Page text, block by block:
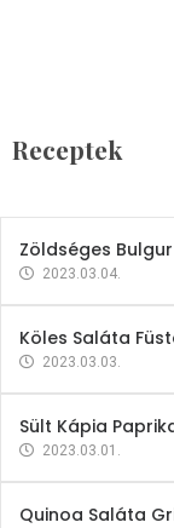
Receptek
2023.03.06.
Zöldséges
2023.03.04.
Köles Saláta
2023.03.03.
Sült Kápia
2023.03.01.
Quinoa Saláta